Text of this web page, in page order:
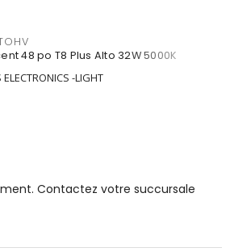
48 po T8 Plus Alto 32W 5000K
ELECTRONICS -LIGHT
Contactez votre succursale